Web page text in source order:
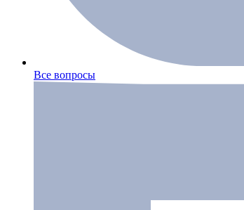
Все вопросы